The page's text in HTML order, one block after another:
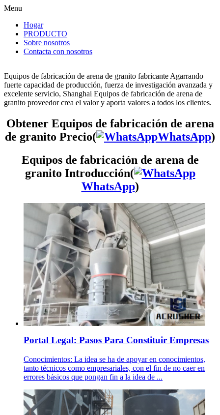
Menu
Hogar
PRODUCTO
Sobre nosotros
Contacta con nosotros
Equipos de fabricación de arena de granito fabricante Agarrando
fuerte capacidad de producción, fuerza de investigación avanzada y
excelente servicio, Shanghai Equipos de fabricación de arena de
granito proveedor crea el valor y aporta valores a todos los clientes.
Obtener Equipos de fabricación de arena
de granito Precio(
WhatsApp)
Equipos de fabricación de arena de
granito Introducción(
WhatsApp)
Portal Legal: Pasos Para Constituir Empresas
Conocimientos: La idea se ha de apoyar en conocimientos,
tanto técnicos como empresariales, con el fin de no caer en
errores básicos que pongan fin a la idea de ...